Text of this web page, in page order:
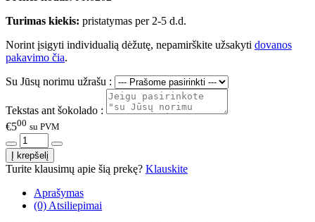
Turimas kiekis: pristatymas per 2-5 d.d.
Norint įsigyti individualią dėžutę, nepamirškite užsakyti dovanos
pakavimo čia.
Su Jūsų norimu užrašu :
Tekstas ant šokolado :
€500 su PVM
Turite klausimų apie šią prekę? Klauskite
Aprašymas
(0) Atsiliepimai